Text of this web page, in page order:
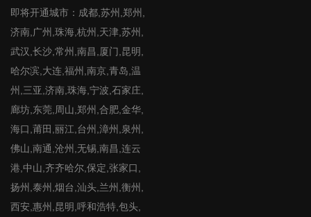
即将开通城市：成都,苏州,郑州,
济南,广州,珠海,杭州,天津,苏州,
武汉,长沙,常州,南昌,厦门,昆明,
哈尔滨,大连,福州,南京,青岛,温
州,三亚,济南,珠海,宁波,石家庄,
廊坊,东莞,周山,郑州,合肥,金华,
海口,莆田,丽江,台州,漳州,泉州,
佛山,南通,沧州,无锡,南昌,连云
港,中山,齐齐哈尔,保定,张家口,
扬州,泰州,烟台,汕头,兰州,衡州,
西安,惠州,昆明,呼和浩特,包头,